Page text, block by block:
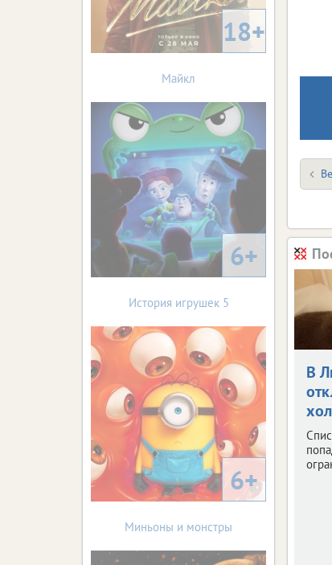
В
18+
Майкл
6+
История игрушек 5
6+
Миньоны и монстры